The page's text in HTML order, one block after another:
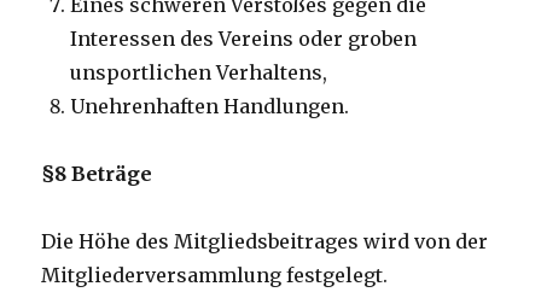
Eines schweren Verstoßes gegen die
Interessen des Vereins oder groben
unsportlichen Verhaltens,
Unehrenhaften Handlungen.
§8 Beträge
Die Höhe des Mitgliedsbeitrages wird von der
Mitgliederversammlung festgelegt.